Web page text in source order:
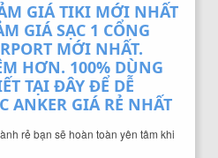
GIÁ TIKI MỚI NHẤT
GIÁ SẠC 1 CỔNG
MỚI NHẤT.
HƠN. 100% DÙNG
TẠI ĐÂY ĐỂ DỄ
ANKER GIÁ RẺ NHẤT
rẻ bạn sẽ hoàn toàn yên tâm khi